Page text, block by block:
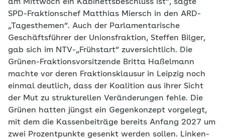
am Mittwoch ein Kabinettsbeschluss ist“, sagte
SPD-Fraktionschef Matthias Miersch in den ARD-
„Tagesthemen“. Auch der Parlamentarische
Geschäftsführer der Unionsfraktion, Steffen Bilger,
gab sich im NTV-„Frühstart“ zuversichtlich. Die
Grünen-Fraktionsvorsitzende Britta Haßelmann
machte vor deren Fraktionsklausur in Leipzig noch
einmal deutlich, dass der Koalition aus ihrer Sicht
der Mut zu strukturellen Veränderungen fehle. Die
Grünen hatten jüngst ein Gegenkonzept vorgelegt,
mit dem die Kassenbeiträge bereits Anfang 2027 um
zwei Prozentpunkte gesenkt werden sollen. Linken-